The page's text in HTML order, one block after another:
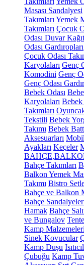
Masası Sandalyesi
Takımları Yemek
Takımları Çocuk
Odası Duvar
Odası Gardıropları
Çocuk Odası
Karyolaları Genç
Komodini Genç
Genç Odası
Bebek Odası
Karyolaları Bebek
Takımları
Tekstili Bebek
Takımı Bebek
Aksesuarları
Ayakları Keçeler
Bahçe Takımları
Balkon Yemek
Takımı Bistro
Bahçe ve Balkon
Bahçe
Hamak Bahçe
ve Bungalov Tente
Kamp Malzemeleri
Sinek Kovucular
Kamp Duşu
Çubuğu Kamp